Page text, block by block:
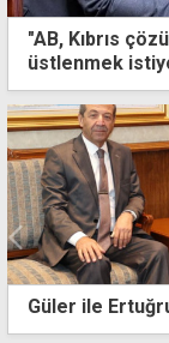
"AB, Kıbrıs
üstlenmek
Serdarlı-
ağaçlandırma